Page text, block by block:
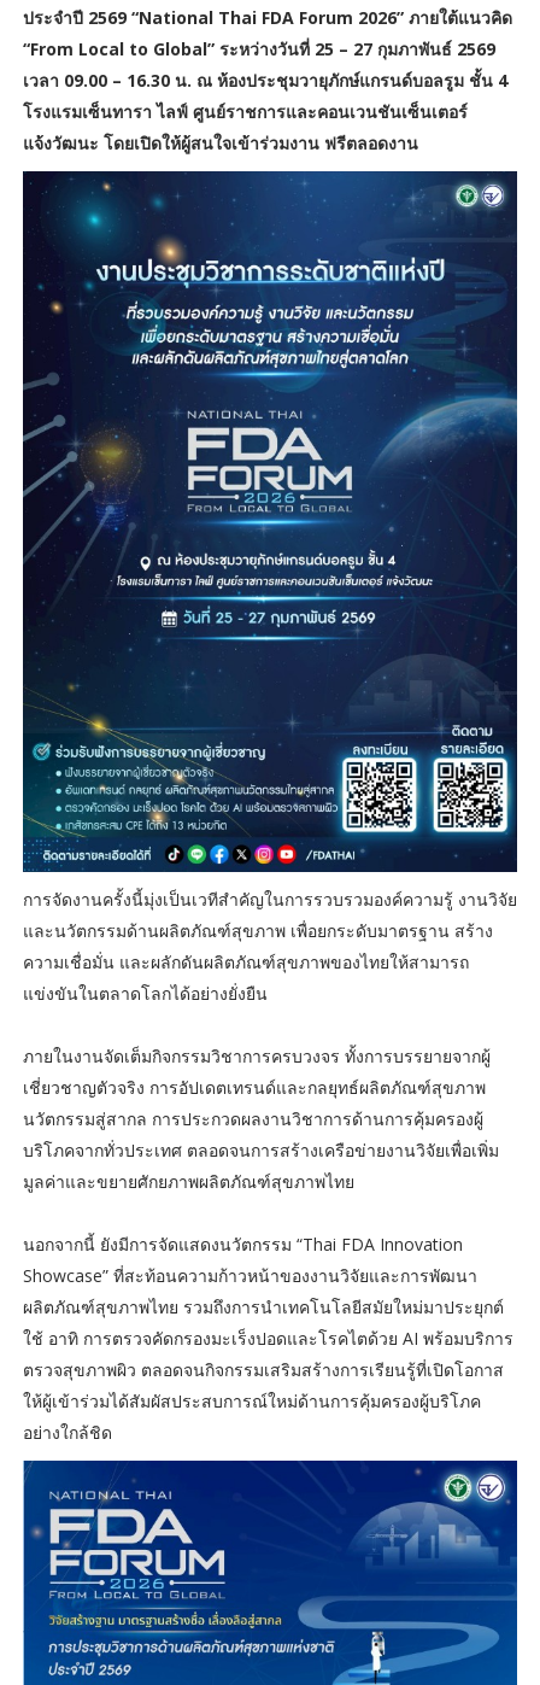
ประจำปี 2569 “National Thai FDA Forum 2026” ภายใต้แนวคิด
“From Local to Global” ระหว่างวันที่ 25 – 27 กุมภาพันธ์ 2569
เวลา 09.00 – 16.30 น. ณ ห้องประชุมวายุภักษ์แกรนด์บอลรูม ชั้น 4
โรงแรมเซ็นทารา ไลฟ์ ศูนย์ราชการและคอนเวนชันเซ็นเตอร์
แจ้งวัฒนะ โดยเปิดให้ผู้สนใจเข้าร่วมงาน ฟรีตลอดงาน
การจัดงานครั้งนี้มุ่งเป็นเวทีสำคัญในการรวบรวมองค์ความรู้ งานวิจัย
และนวัตกรรมด้านผลิตภัณฑ์สุขภาพ เพื่อยกระดับมาตรฐาน สร้าง
ความเชื่อมั่น และผลักดันผลิตภัณฑ์สุขภาพของไทยให้สามารถ
แข่งขันในตลาดโลกได้อย่างยั่งยืน
ภายในงานจัดเต็มกิจกรรมวิชาการครบวงจร ทั้งการบรรยายจากผู้
เชี่ยวชาญตัวจริง การอัปเดตเทรนด์และกลยุทธ์ผลิตภัณฑ์สุขภาพ
นวัตกรรมสู่สากล การประกวดผลงานวิชาการด้านการคุ้มครองผู้
บริโภคจากทั่วประเทศ ตลอดจนการสร้างเครือข่ายงานวิจัยเพื่อเพิ่ม
มูลค่าและขยายศักยภาพผลิตภัณฑ์สุขภาพไทย
นอกจากนี้ ยังมีการจัดแสดงนวัตกรรม “Thai FDA Innovation
Showcase” ที่สะท้อนความก้าวหน้าของงานวิจัยและการพัฒนา
ผลิตภัณฑ์สุขภาพไทย รวมถึงการนำเทคโนโลยีสมัยใหม่มาประยุกต์
ใช้ อาทิ การตรวจคัดกรองมะเร็งปอดและโรคไตด้วย AI พร้อมบริการ
ตรวจสุขภาพผิว ตลอดจนกิจกรรมเสริมสร้างการเรียนรู้ที่เปิดโอกาส
ให้ผู้เข้าร่วมได้สัมผัสประสบการณ์ใหม่ด้านการคุ้มครองผู้บริโภค
อย่างใกล้ชิด